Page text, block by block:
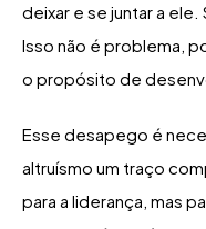
deixar e se juntar a
Isso não é problema,
o propósito de
Esse desapego é
altruísmo um traço
para a liderança, mas